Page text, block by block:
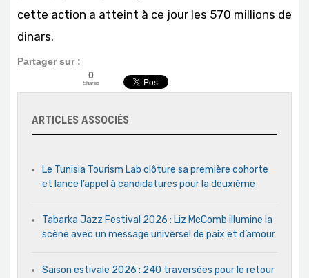
cette action a atteint à ce jour les 570 millions de
dinars.
Partager sur :
0
Shares
ARTICLES ASSOCIÉS
Le Tunisia Tourism Lab clôture sa première cohorte
et lance l’appel à candidatures pour la deuxième
Tabarka Jazz Festival 2026 : Liz McComb illumine la
scène avec un message universel de paix et d’amour
Saison estivale 2026 : 240 traversées pour le retour